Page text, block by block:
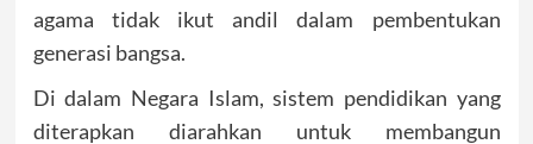
agama tidak ikut andil dalam pembentukan
generasi bangsa.
Di dalam Negara Islam, sistem pendidikan yang
diterapkan diarahkan untuk membangun